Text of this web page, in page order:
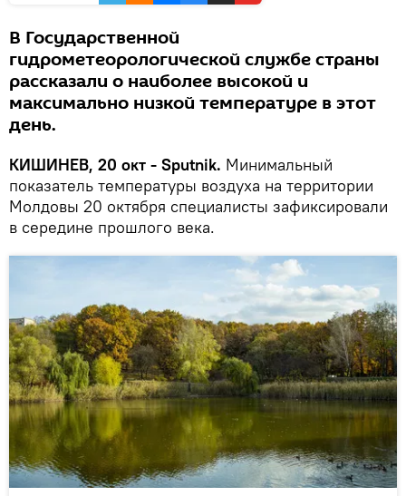
В Государственной
гидрометеорологической службе страны
рассказали о наиболее высокой и
максимально низкой температуре в этот
день.
КИШИНЕВ, 20 окт - Sputnik. Минимальный
показатель температуры воздуха на территории
Молдовы 20 октября специалисты зафиксировали
в середине прошлого века.